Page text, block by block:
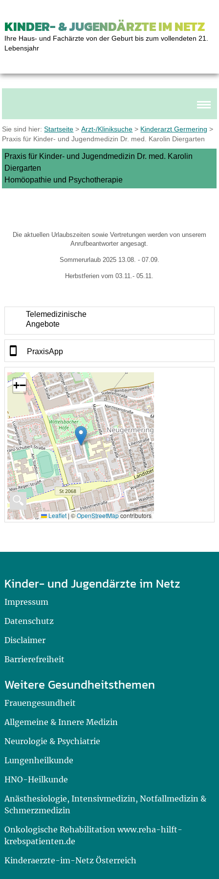
KINDER- & JUGENDÄRZTE IM NETZ
Ihre Haus- und Fachärzte von der Geburt bis zum vollendeten 21.
Lebensjahr
Sie sind hier:Startseite >Arzt-/Kliniksuche > Kinderarzt Germering >
Praxis für Kinder- und Jugendmedizin Dr. med. Karolin Diergarten
Praxis für Kinder- und Jugendmedizin Dr. med. Karolin
Diergarten
Homöopathie und Psychotherapie
Die aktuellen Urlaubszeiten sowie Vertretungen werden von unserem
Anrufbeantworter angesagt.
Sommerurlaub 2025 13.08. - 07.09.
Herbstferien vom 03.11.- 05.11.
Telemedizinische
Angebote
PraxisApp
🔍
+−
Leaflet | ©OpenStreetMapcontributors
Kinder- und Jugendärzte im Netz
Impressum
Datenschutz
Disclaimer
Barrierefreiheit
Weitere Gesundheitsthemen
Frauengesundheit
Allgemeine & Innere Medizin
Neurologie & Psychiatrie
Lungenheilkunde
HNO-Heilkunde
Anästhesiologie, Intensivmedizin, Notfallmedizin &
Schmerzmedizin
Onkologische Rehabilitation www.reha-hilft-
krebspatienten.de
Kinderaerzte-im-Netz Österreich